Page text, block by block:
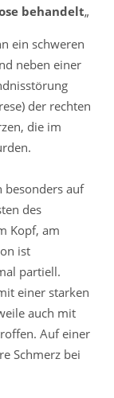
behandelt„
ein schweren
neben einer
der rechten
die im
besonders auf
des
Kopf, am
ist
partiell.
einer starken
auch mit
Auf einer
Schmerz bei